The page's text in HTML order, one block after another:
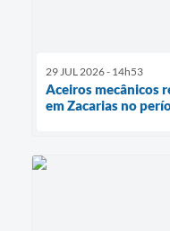
29 JUL 2026 - 14h53
Aceiros mecânicos
em Zacarias no